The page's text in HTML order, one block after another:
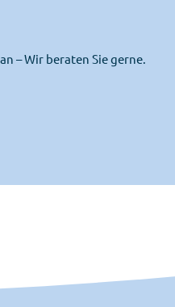
– Wir beraten Sie gerne.